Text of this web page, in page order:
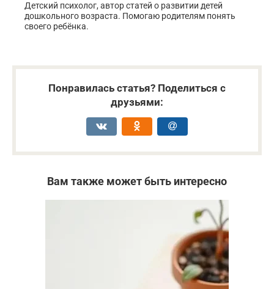
Детский психолог, автор статей о развитии детей
дошкольного возраста. Помогаю родителям понять
своего ребёнка.
Понравилась статья? Поделиться с
друзьями:
Вам также может быть интересно